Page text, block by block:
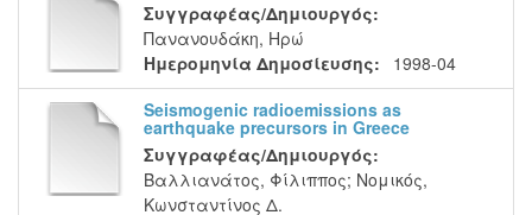
Συγγραφέας/Δημιουργός:
Πανανουδάκη, Ηρώ
Ημερομηνία Δημοσίευσης:
1998-04
Seismogenic radioemissions as
earthquake precursors in Greece
Συγγραφέας/Δημιουργός:
Βαλλιανάτος, Φίλιππος; Νομικός,
Κωνσταντίνος Δ.